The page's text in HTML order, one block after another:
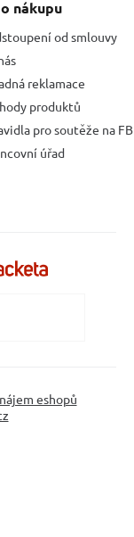
nákupu
od smlouvy
reklamace
produktů
pro soutěže na FB
úřad
eshopů